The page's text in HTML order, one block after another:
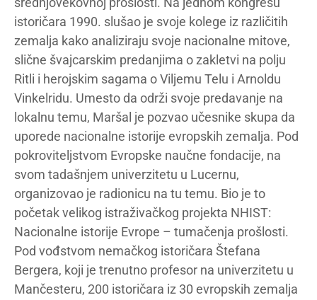
istoričara 1990. slušao je svoje kolege iz različitih
zemalja kako analiziraju svoje nacionalne mitove,
slične švajcarskim predanjima o zakletvi na polju
Ritli i herojskim sagama o Viljemu Telu i Arnoldu
Vinkelridu. Umesto da održi svoje predavanje na
lokalnu temu, Maršal je pozvao učesnike skupa da
uporede nacionalne istorije evropskih zemalja. Pod
pokroviteljstvom Evropske naučne fondacije, na
svom tadašnjem univerzitetu u Lucernu,
organizovao je radionicu na tu temu. Bio je to
početak velikog istraživačkog projekta NHIST:
Nacionalne istorije Evrope – tumačenja prošlosti.
Pod vođstvom nemačkog istoričara Štefana
Bergera, koji je trenutno profesor na univerzitetu u
Mančesteru, 200 istoričara iz 30 evropskih zemalja